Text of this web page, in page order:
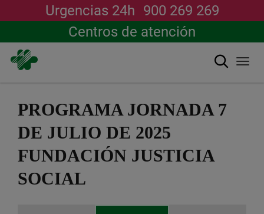
contenido
Urgencias 24h 900 269 269
Centros de atención
Buscar
PROGRAMA JORNADA 7
DE JULIO DE 2025
FUNDACIÓN JUSTICIA
SOCIAL